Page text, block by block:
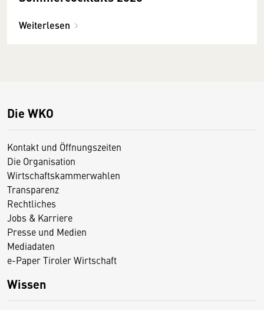
Weiterlesen
Die WKO
Kontakt und Öffnungszeiten
Die Organisation
Wirtschaftskammerwahlen
Transparenz
Rechtliches
Jobs & Karriere
Presse und Medien
Mediadaten
e-Paper Tiroler Wirtschaft
Wissen